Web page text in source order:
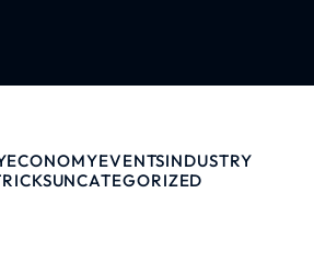
ECONOMYEVENTSINDUSTRY
UNCATEGORIZED